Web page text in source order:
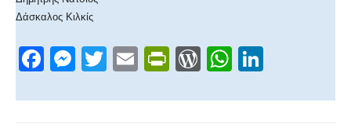
Δάσκαλος Κιλκίς
F
c
M
ss
T
tt
E
ail
Pr
tF
W
d
W
at k